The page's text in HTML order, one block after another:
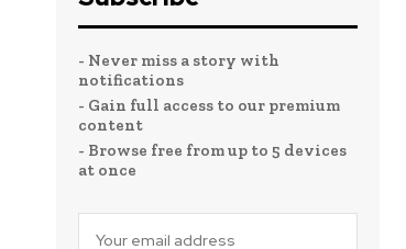
- Never miss a story with
notifications
- Gain full access to our premium
content
- Browse free from up to 5 devices
at once